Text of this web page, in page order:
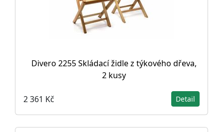
Divero 2255 Skládací židle z týkového dřeva,
2 kusy
2 361 Kč Detail